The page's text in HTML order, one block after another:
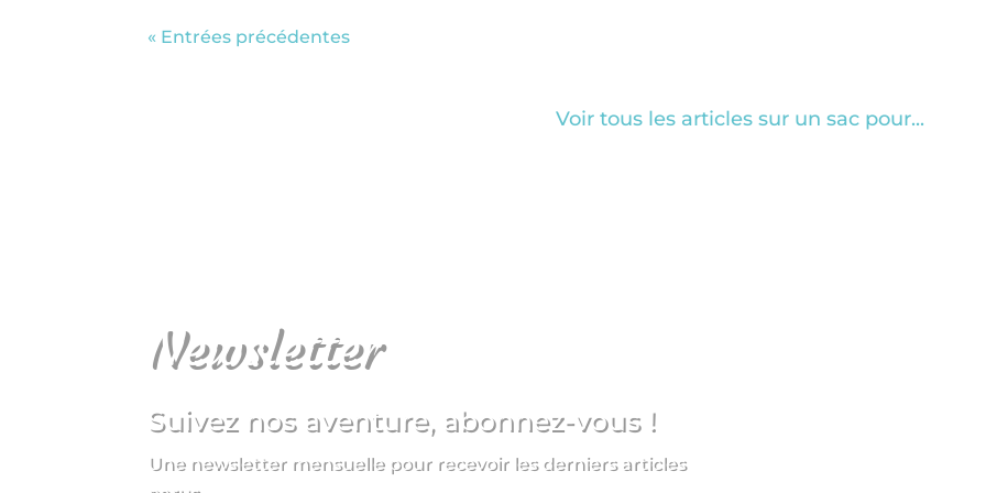
« Entrées précédentes
Voir tous les articles sur un sac pour...
Newsletter
Suivez nos aventure, abonnez-vous !
Une newsletter mensuelle pour recevoir les derniers articles